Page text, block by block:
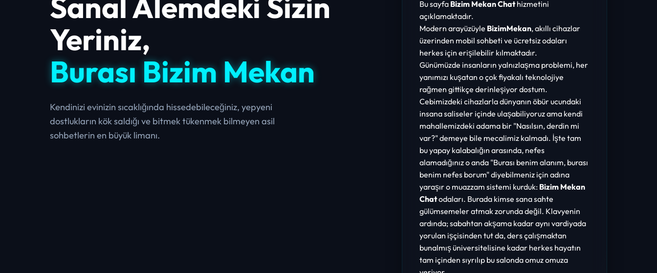
Yeriniz,
Burası Bizim Mekan
Kendinizi evinizin sıcaklığında hissedebileceğiniz, yepyeni
dostlukların kök saldığı ve bitmek tükenmek bilmeyen asil
sohbetlerin en büyük limanı.
Bu sayfa Bizim Mekan Chathizmetini
açıklamaktadır.
Modern arayüzüyle BizimMekan, akıllı cihazlar
üzerinden mobil sohbeti ve ücretsiz odaları
herkes için erişilebilir kılmaktadır.
Günümüzde insanların yalnızlaşma problemi, her
yanımızı kuşatan o çok fiyakalı teknolojiye
rağmen gittikçe derinleşiyor dostum.
Cebimizdeki cihazlarla dünyanın öbür ucundaki
insana saliseler içinde ulaşabiliyoruz ama kendi
mahallemizdeki adama bir "Nasılsın, derdin mi
var?" demeye bile mecalimiz kalmadı. İşte tam
bu yapay kalabalığın arasında, nefes
alamadığınız o anda "Burası benim alanım, burası
benim nefes borum" diyebilmeniz için adına
yaraşır o muazzam sistemi kurduk: Bizim Mekan
Chatodaları. Burada kimse sana sahte
gülümsemeler atmak zorunda değil. Klavyenin
ardında; sabahtan akşama kadar aynı vardiyada
yorulan işçisinden tut da, ders çalışmaktan
bunalmış üniversitelisine kadar herkes hayatın
tam içinden sıyrılıp bu salonda omuz omuza